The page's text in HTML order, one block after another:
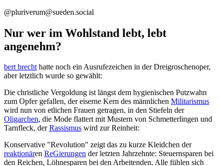
@pluriverum@sueden.social
Nur wer im Wohlstand lebt, lebt
angenehm?
bert brechthatte noch ein Ausrufezeichen in der Dreigroschenoper,
aber letztlich wurde so gewählt:
Die christliche Vergoldung ist längst dem hygienischen Putzwahn
zum Opfer gefallen, der eiserne Kern des männlichen Militarismus
wird nun von etlichen Frauen getragen, in den Stiefeln der
Oligarchen, die Mode flattert mit Mustern von Schmetterlingen und
Tarnfleck, derRassismus wird zur Reinheit:
Konservative "Revolution" zeigt das zu kurze Kleidchen der
reaktionären ReGierungen der letzten Jahrzehnte: Steuernsparen bei
den Reichen, Löhnesparen bei den Arbeitenden. Alle fühlen sich